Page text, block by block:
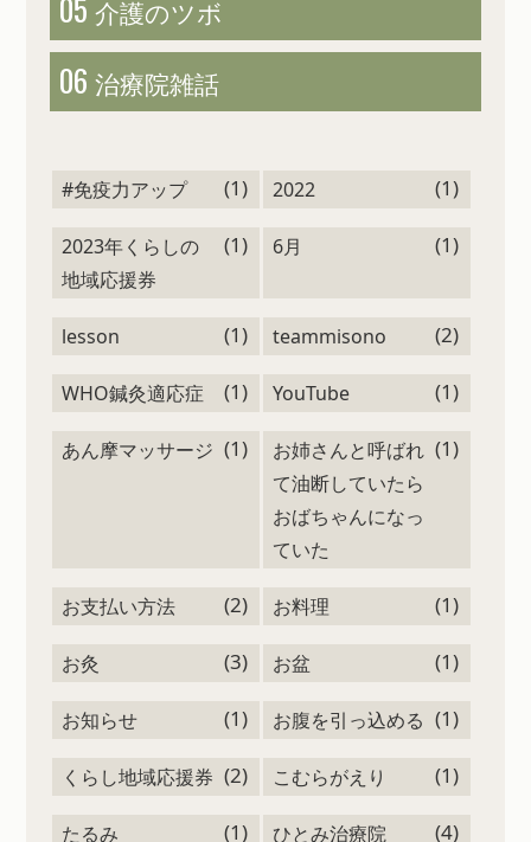
介護のツボ
06 治療院雑話
#免疫力アップ (1) 2022 (1)
2023年くらしの
地域応援券
(1) 6月 (1)
lesson (1) teammisono (2)
WHO鍼灸適応症 (1) YouTube (1)
あん摩マッサージ (1)
お姉さんと呼ばれ
て油断していたら
おばちゃんになっ
ていた
(1)
お支払い方法 (2) お料理 (1)
お灸 (3) お盆 (1)
お知らせ (1) お腹を引っ込める (1)
くらし地域応援券 (2) こむらがえり (1)
たるみ (1) ひとみ治療院 (4)